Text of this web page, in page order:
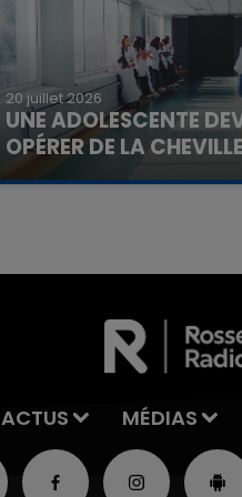
20 juillet 2026
UNE ADOLESCENTE
OPÉRER DE LA
La famille a porté plainte
ACTUS MÉDIAS